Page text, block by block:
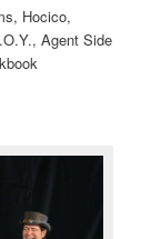
Hocico,
Agent Side